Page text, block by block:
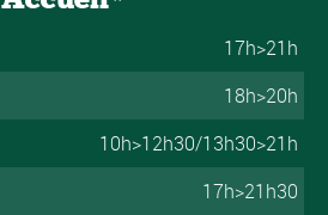
17h>21h
18h>20h
10h>12h30/13h30>21h
17h>21h30